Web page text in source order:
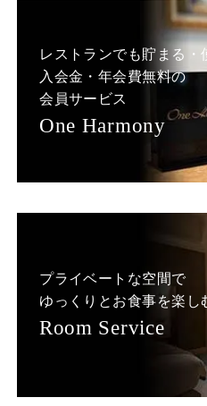
レストランでも貯まる・
入会金・年会費無料の
会員サービス
One Harmony
プライベートな空間で
ゆっくりとお食事を楽し
Room Service